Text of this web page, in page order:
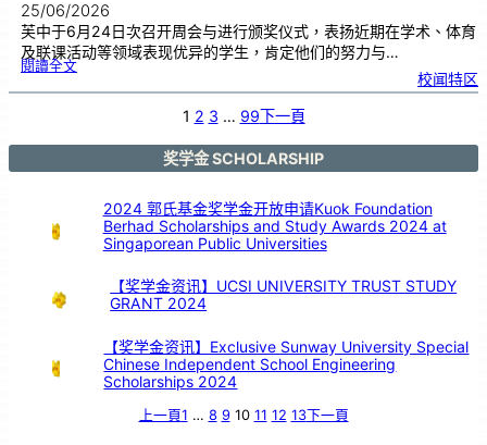
25/06/2026
芙中于6月24日次召开周会与进行颁奖仪式，表扬近期在学术、体育
及联课活动等领域表现优异的学生，肯定他们的努力与…
閱讀全文:周
颁
奖
优
秀
校闻特区
1 2 3 … 99下一頁
奖学金 SCHOLARSHIP
2024 郭氏基金奖学金开放申请Kuok Foundation
Berhad Scholarships and Study Awards 2024 at
Singaporean Public Universities
【奖学金资讯】UCSI UNIVERSITY TRUST STUDY
GRANT 2024
【奖学金资讯】Exclusive Sunway University Special
Chinese Independent School Engineering
Scholarships 2024
上一頁1 … 8 9 10 11 12 13下一頁